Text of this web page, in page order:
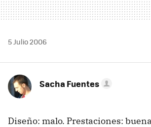
5 Julio 2006
Sacha Fuentes
Diseño: malo. Prestaciones: